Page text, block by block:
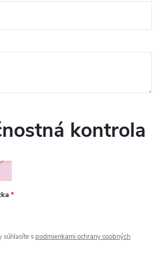
kontrola
súhlasíte s podmienkami ochrany osobných